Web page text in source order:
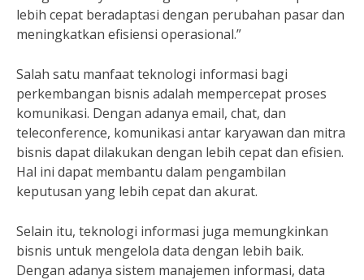
lebih cepat beradaptasi dengan perubahan pasar dan
meningkatkan efisiensi operasional.”
Salah satu manfaat teknologi informasi bagi
perkembangan bisnis adalah mempercepat proses
komunikasi. Dengan adanya email, chat, dan
teleconference, komunikasi antar karyawan dan mitra
bisnis dapat dilakukan dengan lebih cepat dan efisien.
Hal ini dapat membantu dalam pengambilan
keputusan yang lebih cepat dan akurat.
Selain itu, teknologi informasi juga memungkinkan
bisnis untuk mengelola data dengan lebih baik.
Dengan adanya sistem manajemen informasi, data